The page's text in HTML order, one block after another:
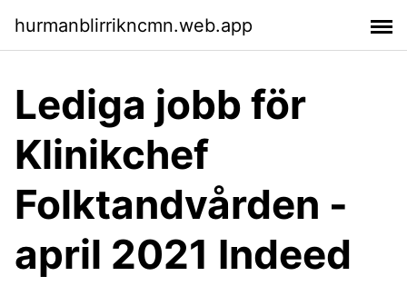
hurmanblirrikncmn.web.app
Lediga jobb för
Klinikchef
Folktandvården -
april 2021 Indeed